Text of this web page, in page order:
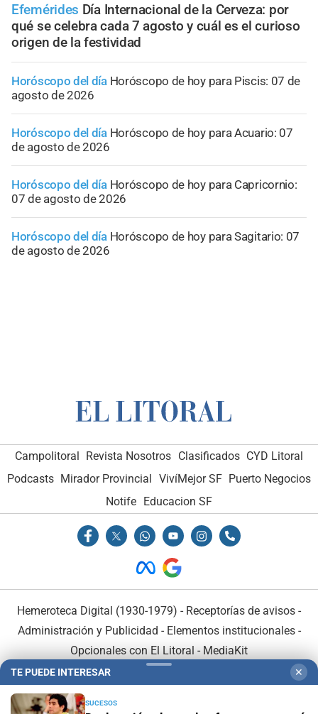
Efemérides Día Internacional de la Cerveza: por
qué se celebra cada 7 agosto y cuál es el curioso
origen de la festividad
Horóscopo del día Horóscopo de hoy para Piscis: 07 de
agosto de 2026
Horóscopo del día Horóscopo de hoy para Acuario: 07
de agosto de 2026
Horóscopo del día Horóscopo de hoy para Capricornio:
07 de agosto de 2026
Horóscopo del día Horóscopo de hoy para Sagitario: 07
de agosto de 2026
Campolitoral Revista Nosotros Clasificados CYD Litoral
Podcasts Mirador Provincial VivíMejor SF Puerto Negocios
Notife Educacion SF
Hemeroteca Digital (1930-1979) - Receptorías de avisos -
Administración y Publicidad - Elementos institucionales-
Opcionales con El Litoral - MediaKit
TE PUEDE INTERESAR ✕
SUCESOS